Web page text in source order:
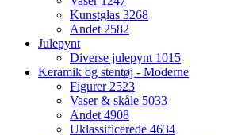
Kunstglas 3268
Andet 2582
Julepynt
Diverse julepynt 1015
Keramik og stentøj - Moderne
Figurer 2523
Vaser & skåle 5033
Andet 4908
Uklassificerede 4634